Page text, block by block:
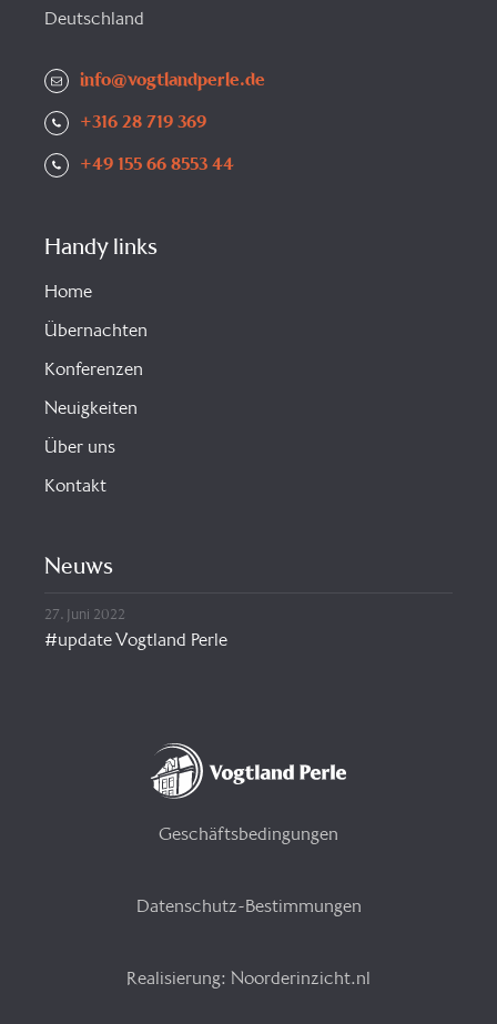
Deutschland
info@vogtlandperle.de
+316 28 719 369
+49 155 66 8553 44
Handy links
Home
Übernachten
Konferenzen
Neuigkeiten
Über uns
Kontakt
Neuws
27. Juni 2022
#update Vogtland Perle
Geschäftsbedingungen
Datenschutz-Bestimmungen
Realisierung: Noorderinzicht.nl